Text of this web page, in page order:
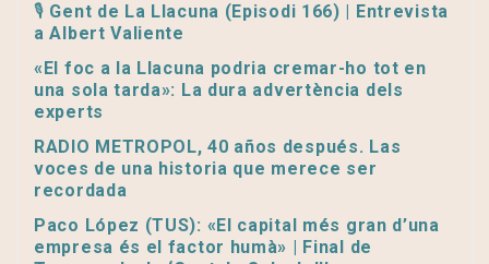
🎙️ Gent de La Llacuna (Episodi 166) | Entrevista
a Albert Valiente
«El foc a la Llacuna podria cremar-ho tot en
una sola tarda»: La dura advertència dels
experts
RADIO METROPOL, 40 años después. Las
voces de una historia que merece ser
recordada
Paco López (TUS): «El capital més gran d’una
empresa és el factor humà» | Final de